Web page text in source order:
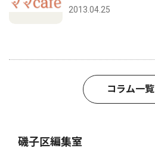
2013.04.25
コラム一覧
磯子区編集室